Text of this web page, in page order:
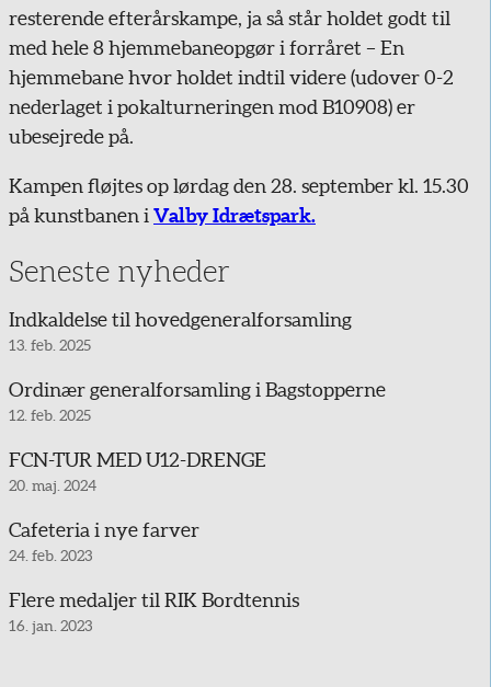
resterende efterårskampe, ja så står holdet godt til
med hele 8 hjemmebaneopgør i forråret – En
hjemmebane hvor holdet indtil videre (udover 0-2
nederlaget i pokalturneringen mod B10908) er
ubesejrede på.
Kampen fløjtes op lørdag den 28. september kl. 15.30
på kunstbanen i Valby Idrætspark.
Seneste nyheder
Indkaldelse til hovedgeneralforsamling
13. feb. 2025
Ordinær generalforsamling i Bagstopperne
12. feb. 2025
FCN-TUR MED U12-DRENGE
20. maj. 2024
Cafeteria i nye farver
24. feb. 2023
Flere medaljer til RIK Bordtennis
16. jan. 2023